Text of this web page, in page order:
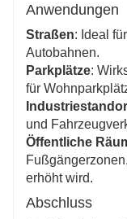
Anwendungen
Straßen: Ideal
Autobahnen.
Parkplätze:
für
und
Öffentliche
erhöht wird.
Abschluss